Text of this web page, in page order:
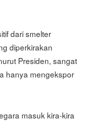
dari smelter
diperkirakan
Presiden, sangat
hanya mengekspor
masuk kira-kira